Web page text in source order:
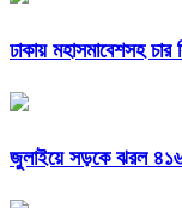
ঢাকায় মহাসমাবেশসহ
জুলাইয়ে সড়কে ঝরল